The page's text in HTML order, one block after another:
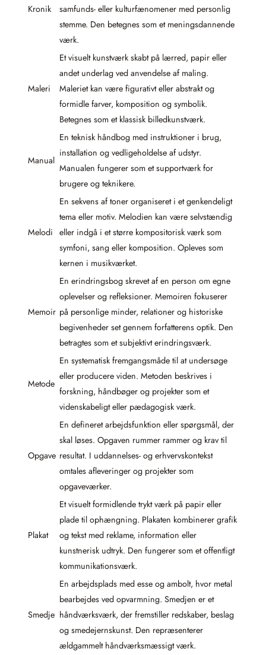
Kronik
samfunds- eller kulturfænomener med personlig
stemme. Den betegnes som et meningsdannende
værk.
Maleri
Et visuelt kunstværk skabt på lærred, papir eller
andet underlag ved anvendelse af maling.
Maleriet kan være figurativt eller abstrakt og
formidle farver, komposition og symbolik.
Betegnes som et klassisk billedkunstværk.
Manual
En teknisk håndbog med instruktioner i brug,
installation og vedligeholdelse af udstyr.
Manualen fungerer som et supportværk for
brugere og teknikere.
Melodi
En sekvens af toner organiseret i et genkendeligt
tema eller motiv. Melodien kan være selvstændig
eller indgå i et større kompositorisk værk som
symfoni, sang eller komposition. Opleves som
kernen i musikværket.
Memoir
En erindringsbog skrevet af en person om egne
oplevelser og refleksioner. Memoiren fokuserer
på personlige minder, relationer og historiske
begivenheder set gennem forfatterens optik. Den
betragtes som et subjektivt erindringsværk.
Metode
En systematisk fremgangsmåde til at undersøge
eller producere viden. Metoden beskrives i
forskning, håndbøger og projekter som et
videnskabeligt eller pædagogisk værk.
Opgave
En defineret arbejdsfunktion eller spørgsmål, der
skal løses. Opgaven rummer rammer og krav til
resultat. I uddannelses- og erhvervskontekst
omtales afleveringer og projekter som
opgaveværker.
Plakat
Et visuelt formidlende trykt værk på papir eller
plade til ophængning. Plakaten kombinerer grafik
og tekst med reklame, information eller
kunstnerisk udtryk. Den fungerer som et offentligt
kommunikationsværk.
Smedje
En arbejdsplads med esse og ambolt, hvor metal
bearbejdes ved opvarmning. Smedjen er et
håndværksværk, der fremstiller redskaber, beslag
og smedejernskunst. Den repræsenterer
ældgammelt håndværksmæssigt værk.